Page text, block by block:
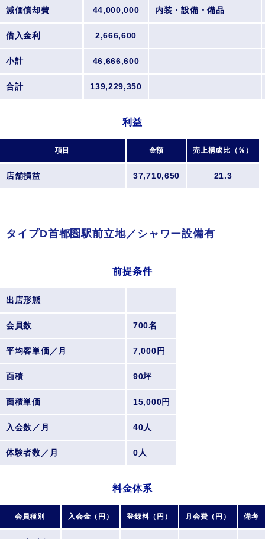
減価償却費 44,000,000 内装・設備・備品
借入金利 2,666,600
小計 46,666,600
合計 139,229,350
利益
項目 金額 売上構成比（％）
店舗損益 37,710,650 21.3
タイプD首都圏駅前立地／シャワー設備有
前提条件
出店形態
会員数 700名
平均客単価／月 7,000円
面積 90坪
面積単価 15,000円
入会数／月 40人
体験者数／月 0人
料金体系
会員種別 入会金（円） 登録料（円） 月会費（円） 備考